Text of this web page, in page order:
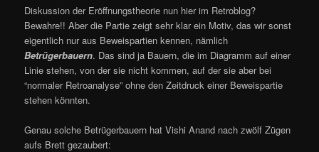
Diskussion der Eröffnungstheorie nun hier im Retroblog?
Bewahre!! Aber die Partie zeigt sehr klar ein Motiv, das wir sonst
eigentlich nur aus Beweispartien kennen, nämlich
Betrügerbauern. Das sind ja Bauern, die im Diagramm auf einer
Linie stehen, von der sie nicht kommen, auf der sie aber bei
“normaler Retroanalyse” ohne den Zeitdruck einer Beweispartie
stehen könnten.
Genau solche Betrügerbauern hat Vishi Anand nach zwölf Zügen
aufs Brett gezaubert: